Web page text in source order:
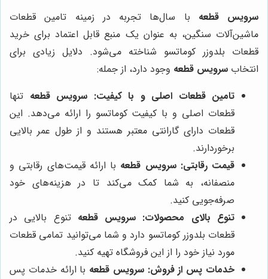
سرویس قطعه با سال‌ها تجربه در زمینه تامین قطعات
ماشین‌آلات سنگین، به عنوان یک منبع قابل اعتماد برای خرید
قطعات بلدوزر کوماتسو شناخته می‌شود. دلایل زیادی برای
انتخاب سرویس قطعه وجود دارد، از جمله:
تامین قطعات اصلی و با کیفیت: سرویس قطعه تنها
قطعات اصلی و با کیفیت کوماتسو را ارائه می‌دهد. این
قطعات دارای گارانتی معتبر هستند و از طول عمر بالایی
برخوردارند.
قیمت رقابتی: سرویس قطعه با ارائه قیمت‌های رقابتی و
منصفانه، به شما کمک می‌کند تا در هزینه‌های خود
صرفه‌جویی کنید.
تنوع بالای محصولات: سرویس قطعه تنوع بالایی در
قطعات بلدوزر کوماتسو دارد و شما می‌توانید تمامی قطعات
مورد نیاز خود را از این فروشگاه تهیه کنید.
خدمات پس از فروش: سرویس قطعه با ارائه خدمات پس